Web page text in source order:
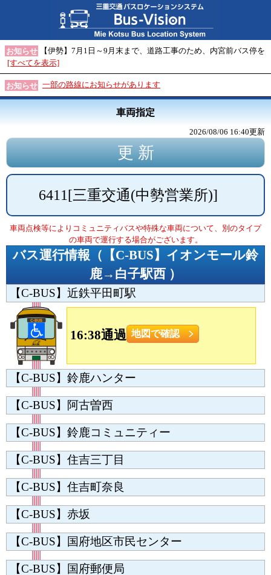
お知らせ
【伊勢】7月1日～9月末まで、道路工事のため、内宮前バス停を
[すべてを表示]
お知らせ 一部の路線にお知らせがあります
車両指定
2026/08/06 16:40更新
6411[三重交通(中勢営業所)]
車両点検等によりコミュニティバスや特殊な車両について、別のタイプ
の車両で運行する場合がございます。
バス運行情報（ 【C-BUS】イオンモール鈴
鹿→白子駅西 ）
【C-BUS】近鉄平田町駅
16:38通過 地図で確認
【C-BUS】鈴鹿ハンター
【C-BUS】阿古曽西
【C-BUS】鈴鹿コミュニティー
【C-BUS】住吉三丁目
【C-BUS】住吉町奈良
【C-BUS】赤坂
【C-BUS】国府地区市民センター
【C-BUS】国府郵便局